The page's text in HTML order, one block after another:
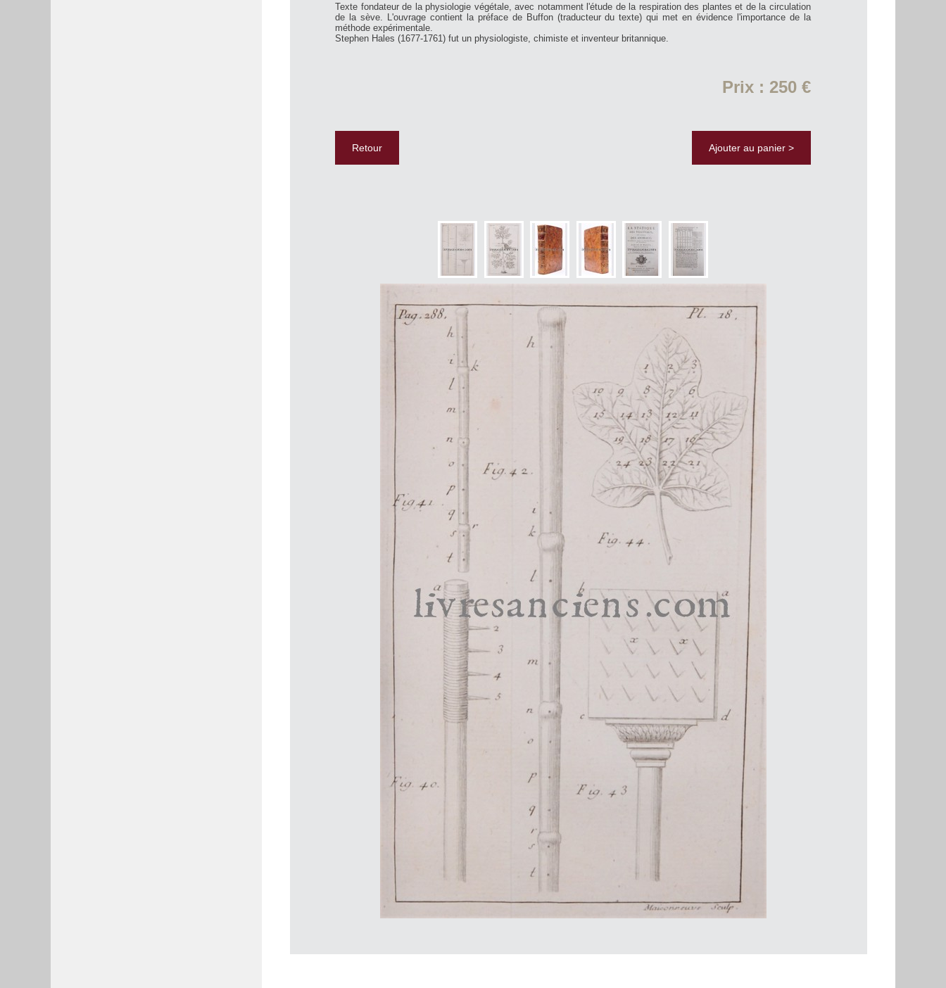
Texte fondateur de la physiologie végétale, avec notamment l'étude de la respiration des plantes et de la circulation
de la sève. L'ouvrage contient la préface de Buffon (traducteur du texte) qui met en évidence l'importance de la
méthode expérimentale.
Stephen Hales (1677-1761) fut un physiologiste, chimiste et inventeur britannique.
Prix : 250 €
Retour Ajouter au panier >